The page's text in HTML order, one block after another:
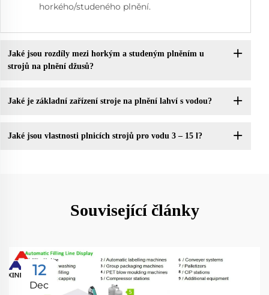
horkého/studeného plnění.
Jaké jsou rozdíly mezi horkým a studeným plněním u
strojů na plnění džusů?
Jaké je základní zařízení stroje na plnění lahví s vodou?
Jaké jsou vlastnosti plnicích strojů pro vodu 3 – 15 l?
Související články
12
Dec